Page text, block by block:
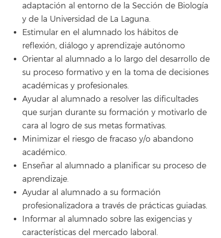
adaptación al entorno de la Sección de Biología
y de la Universidad de La Laguna.
Estimular en el alumnado los hábitos de
reflexión, diálogo y aprendizaje autónomo
Orientar al alumnado a lo largo del desarrollo de
su proceso formativo y en la toma de decisiones
académicas y profesionales.
Ayudar al alumnado a resolver las dificultades
que surjan durante su formación y motivarlo de
cara al logro de sus metas formativas.
Minimizar el riesgo de fracaso y/o abandono
académico.
Enseñar al alumnado a planificar su proceso de
aprendizaje.
Ayudar al alumnado a su formación
profesionalizadora a través de prácticas guiadas.
Informar al alumnado sobre las exigencias y
características del mercado laboral.